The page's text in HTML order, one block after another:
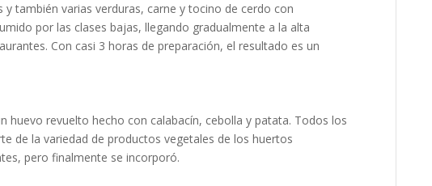
también varias verduras, carne y tocino de cerdo con
por las clases bajas, llegando gradualmente a la alta
Con casi 3 horas de preparación, el resultado es un
huevo revuelto hecho con calabacín, cebolla y patata. Todos los
de la variedad de productos vegetales de los huertos
pero finalmente se incorporó.